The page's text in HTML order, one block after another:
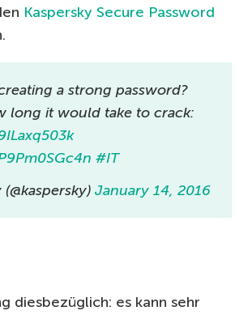
Kaspersky Secure Password
a strong password?
long it would take to crack:
#IT
January 14, 2016
diesbezüglich: es kann sehr